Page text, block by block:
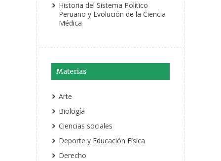
Historia del Sistema Político
Peruano y Evolución de la Ciencia
Médica
Materias
Arte
Biología
Ciencias sociales
Deporte y Educación Física
Derecho